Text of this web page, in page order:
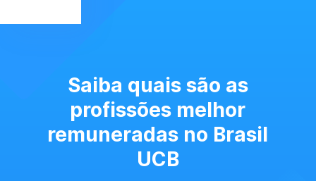
Saiba quais são as
profissões melhor
remuneradas no Brasil
UCB